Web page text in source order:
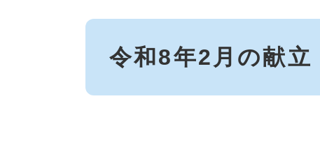
本
令和8年2月の献立